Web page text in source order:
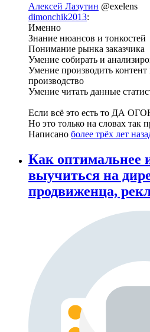
Алексей Лазутин @exelens
dimonchik2013:
Именно
Знание нюансов и тонкостей
Понимание рынка заказчика
Умение собирать и
Умение производить
производство
Умение читать данные
Если всё это есть то ДА
Но это только на словах так
Написано более трёх лет
Как оптимальнее
выучиться на
продвиженца,